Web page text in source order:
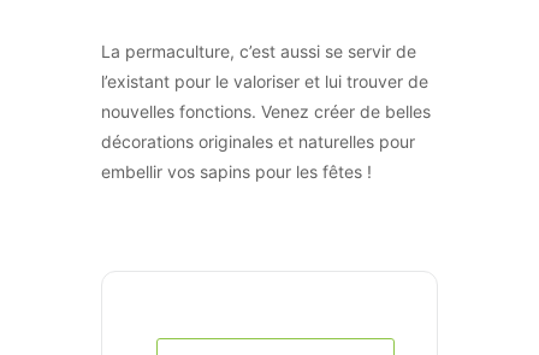
La permaculture, c’est aussi se servir de
l’existant pour le valoriser et lui trouver de
nouvelles fonctions. Venez créer de belles
décorations originales et naturelles pour
embellir vos sapins pour les fêtes !